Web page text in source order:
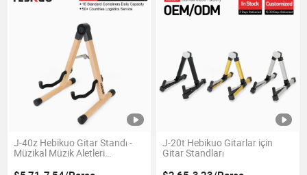
J-40z Hebikuo Gitar Standı -
Müzikal Müzik Aletleri
J-20t Hebikuo Gitarlar için
Gitar Standları